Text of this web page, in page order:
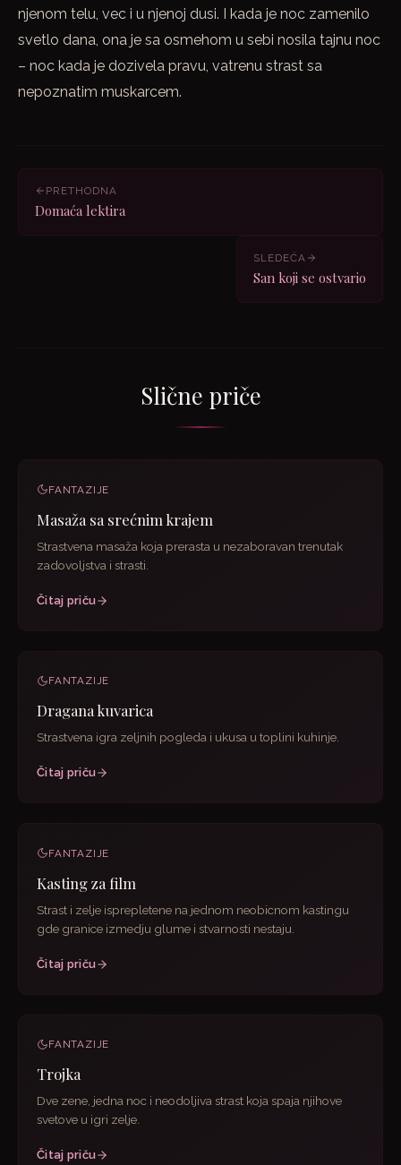
njenom telu, vec i u njenoj dusi. I kada je noc zamenilo
svetlo dana, ona je sa osmehom u sebi nosila tajnu noc
– noc kada je dozivela pravu, vatrenu strast sa
nepoznatim muskarcem.
PRETHODNA
Domaća lektira
SLEDEĆA
San koji se ostvario
Slične priče
FANTAZIJE
Masaža sa srećnim krajem
Strastvena masaža koja prerasta u nezaboravan trenutak
zadovoljstva i strasti.
Čitaj priču
FANTAZIJE
Dragana kuvarica
Strastvena igra zeljnih pogleda i ukusa u toplini kuhinje.
Čitaj priču
FANTAZIJE
Kasting za film
Strast i zelje isprepletene na jednom neobicnom kastingu
gde granice izmedju glume i stvarnosti nestaju.
Čitaj priču
FANTAZIJE
Trojka
Dve zene, jedna noc i neodoljiva strast koja spaja njihove
svetove u igri zelje.
Čitaj priču